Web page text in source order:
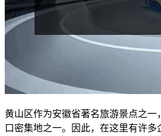
黄山区作为安徽省著名旅游景点之一
口密集地之一。因此，在这里有许